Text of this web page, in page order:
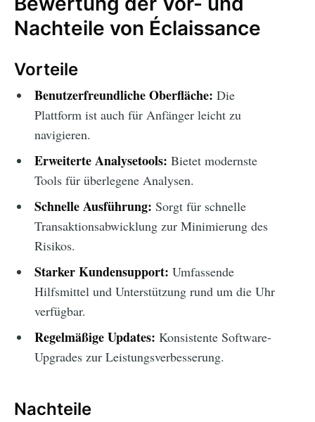
Nachteile von Éclaissance
Vorteile
Benutzerfreundliche Oberfläche: Die
Plattform ist auch für Anfänger leicht zu
navigieren.
Erweiterte Analysetools: Bietet modernste
Tools für überlegene Analysen.
Schnelle Ausführung: Sorgt für schnelle
Transaktionsabwicklung zur Minimierung des
Risikos.
Starker Kundensupport: Umfassende
Hilfsmittel und Unterstützung rund um die Uhr
verfügbar.
Regelmäßige Updates: Konsistente Software-
Upgrades zur Leistungsverbesserung.
Nachteile